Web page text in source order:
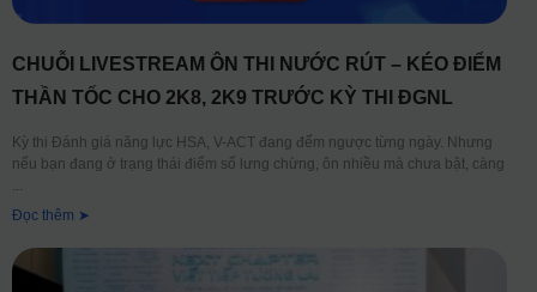
CHUỖI LIVESTREAM ÔN THI NƯỚC RÚT – KÉO ĐIỂM
THẦN TỐC CHO 2K8, 2K9 TRƯỚC KỲ THI ĐGNL
Kỳ thi Đánh giá năng lực HSA, V-ACT đang đếm ngược từng ngày. Nhưng
nếu bạn đang ở trạng thái điểm số lưng chừng, ôn nhiều mà chưa bật, càng
Đọc thêm ➤